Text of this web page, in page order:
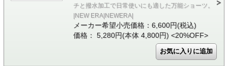
チと撥水加工で日常使いにも適した万能ショーツ。
|NEW ERA|NEWERA|
メーカー希望小売価格：6,600円(税込)
価格： 5,280円(本体 4,800円) <20%OFF>